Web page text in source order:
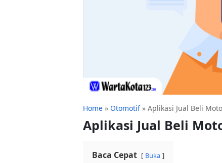
Home » Otomotif» Aplikasi Jual Beli
Aplikasi Jual Beli
Baca Cepat Buka